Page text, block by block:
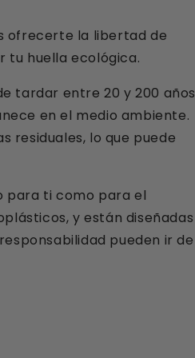
ofrecerte la libertad de
tu huella ecológica.
tardar entre 20 y 200 años
en el medio ambiente.
residuales, lo que puede
para ti como para el
y están diseñadas
pueden ir de